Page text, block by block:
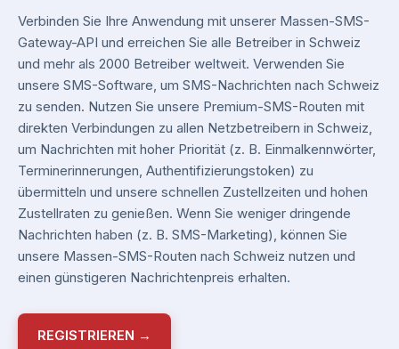
Verbinden Sie Ihre Anwendung mit unserer Massen-SMS-
Gateway-API und erreichen Sie alle Betreiber in Schweiz
und mehr als 2000 Betreiber weltweit. Verwenden Sie
unsere SMS-Software, um SMS-Nachrichten nach Schweiz
zu senden. Nutzen Sie unsere Premium-SMS-Routen mit
direkten Verbindungen zu allen Netzbetreibern in Schweiz,
um Nachrichten mit hoher Priorität (z. B. Einmalkennwörter,
Terminerinnerungen, Authentifizierungstoken) zu
übermitteln und unsere schnellen Zustellzeiten und hohen
Zustellraten zu genießen. Wenn Sie weniger dringende
Nachrichten haben (z. B. SMS-Marketing), können Sie
unsere Massen-SMS-Routen nach Schweiz nutzen und
einen günstigeren Nachrichtenpreis erhalten.
REGISTRIEREN →